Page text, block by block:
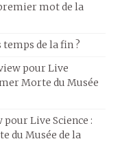
mot de la
de la fin ?
pour Live
Morte du Musée
Live Science :
du Musée de la